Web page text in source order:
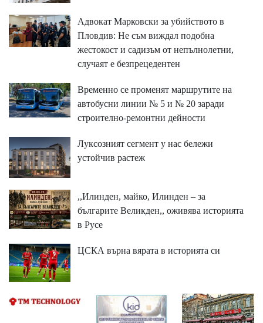
Адвокат Марковски за убийството в
Пловдив: Не съм виждал подобна
жестокост и садизъм от непълнолетни,
случаят е безпрецедентен
Временно се променят маршрутите на
автобусни линии № 5 и № 20 заради
строително-ремонтни дейности
Луксозният сегмент у нас бележи
устойчив растеж
,,Илинден, майко, Илинден – за
българите Великден,, оживява историята
в Русе
ЦСКА върна вярата в историята си